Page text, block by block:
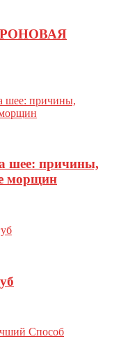
шее: причины,
морщин